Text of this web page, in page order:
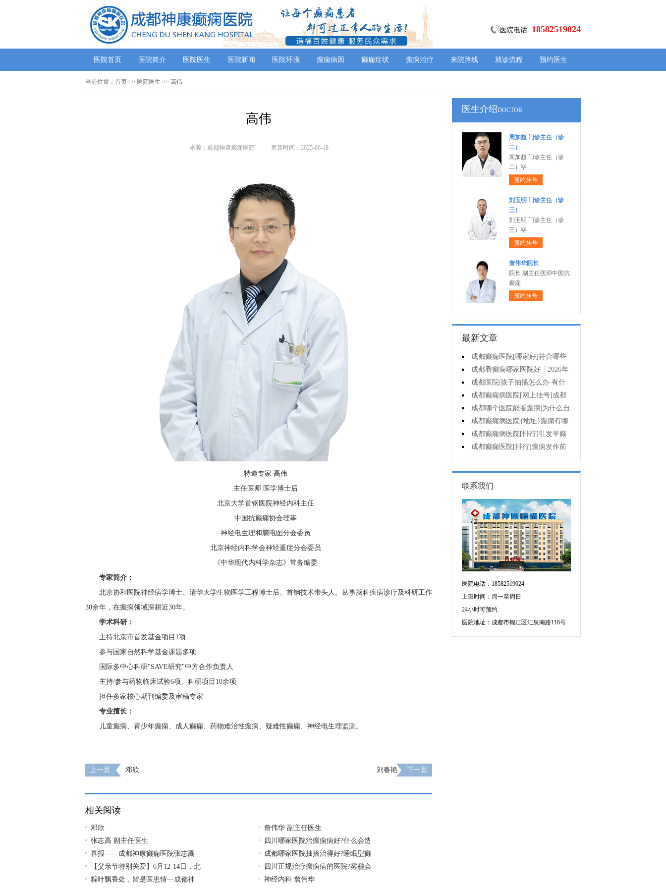
医院电话: 18582519024
医院首页 医院简介 医院医生 医院新闻 医院环境 癫痫病因 癫痫症状 癫痫治疗 来院路线 就诊流程 预约医生
当前位置： 首页 >> 医院医生 >> 高伟
高伟
来源：成都神康癫痫医院 更新时间：2025-06-18
特邀专家 高伟
主任医师 医学博士后
北京大学首钢医院神经内科主任
中国抗癫痫协会理事
神经电生理和脑电图分会委员
北京神经内科学会神经重症分会委员
《中华现代内科学杂志》常务编委
专家简介：
北京协和医院神经病学博士、清华大学生物医学工程博士后、首钢技术带头人。从事脑科疾病诊疗及科研工作
30余年，在癫痫领域深耕近30年。
学术科研：
主持北京市首发基金项目1项
参与国家自然科学基金课题多项
国际多中心科研"SAVE研究"中方合作负责人
主持/参与药物临床试验6项、科研项目10余项
担任多家核心期刊编委及审稿专家
专业擅长：
儿童癫痫、青少年癫痫、成人癫痫、药物难治性癫痫、疑难性癫痫、神经电生理监测。
上一页 邓欣 刘春艳 下一页
相关阅读
邓欣
詹伟华 副主任医生
张志高 副主任医生
四川哪家医院治癫痫病好?什么会造
喜报——成都神康癫痫医院张志高
成都哪家医院抽搐治得好?睡眠型癫
【父亲节特别关爱】6月12-14日，北
四川正规治疗癫痫病的医院?雾霾会
粽叶飘香处，皆是医患情—成都神
神经内科 詹伟华
医生介绍DOCTOR
周加超 门诊主任（诊
二）
周加超 门诊主任（诊
二）毕
预约挂号
刘玉明 门诊主任（诊
三）
刘玉明 门诊主任（诊
三）毕
预约挂号
詹伟华院长
院长 副主任医师中国抗
癫痫
预约挂号
最新文章
成都癫痫医院[哪家好]符合哪些
条件可减药、停药?
成都看癫痫哪家医院好「2026年
度公布」孩子高烧不退当心变成癫
痫!
成都医院|孩子抽搐怎么办-有什
么好的方法可以预防癫痫发作?
成都癫痫病医院[网上挂号]成都
哪里有治疗癫痫的中医?
成都哪个医院能看癫痫|为什么自
己会得癫痫病?
成都癫痫病医院{地址}癫痫有哪
些危害?
成都癫痫病医院[排行]引发羊癫
疯的因素有哪些?
成都癫痫医院[排行]癫痫发作前
有感觉吗?
联系我们
医院电话：18582519024
上班时间：周一至周日
24小时可预约
医院地址：成都市锦江区汇泉南路116号